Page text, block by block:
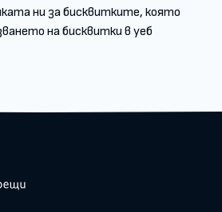
ни за бисквитките, която
на бисквитки в уеб